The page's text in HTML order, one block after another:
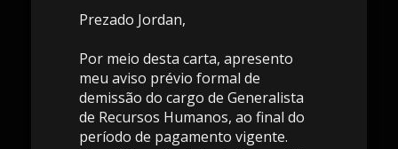
Prezado Jordan,
Por meio desta carta, apresento
meu aviso prévio formal de
demissão do cargo de Generalista
de Recursos Humanos, ao final do
período de pagamento vigente.